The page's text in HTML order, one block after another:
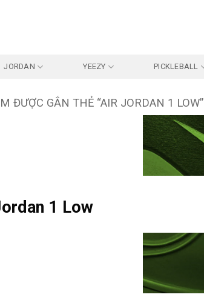
JORDAN YEEZY PICKLEBALL
ĐƯỢC GẮN THẺ “AIR JORDAN 1 LOW”
1 Low